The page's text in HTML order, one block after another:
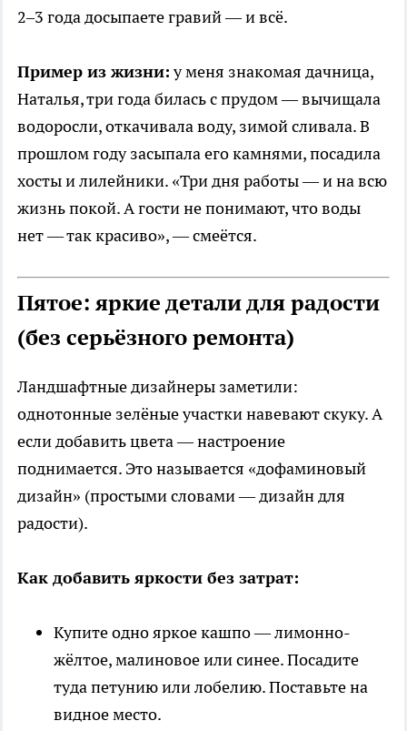
2–3 года досыпаете гравий — и всё.
Пример из жизни:у меня знакомая дачница,
Наталья, три года билась с прудом — вычищала
водоросли, откачивала воду, зимой сливала. В
прошлом году засыпала его камнями, посадила
хосты и лилейники. «Три дня работы — и на всю
жизнь покой. А гости не понимают, что воды
нет — так красиво», — смеётся.
Пятое: яркие детали для радости
(без серьёзного ремонта)
Ландшафтные дизайнеры заметили:
однотонные зелёные участки навевают скуку. А
если добавить цвета — настроение
поднимается. Это называется «дофаминовый
дизайн» (простыми словами — дизайн для
радости).
Как добавить яркости без затрат:
Купите одно яркое кашпо — лимонно-
жёлтое, малиновое или синее. Посадите
туда петунию или лобелию. Поставьте на
видное место.